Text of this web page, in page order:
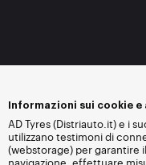
Informazioni sui cookie
AD Tyres (Distriauto.it) e i
utilizzano testimoni di
(webstorage) per garantire
navigazione, effettuare